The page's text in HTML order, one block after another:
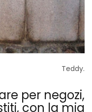
Teddy.
per negozi,
con la mia